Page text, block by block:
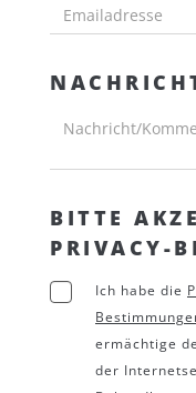
BITTE
PRIVACY-
Ich habe die
ermächtige
der